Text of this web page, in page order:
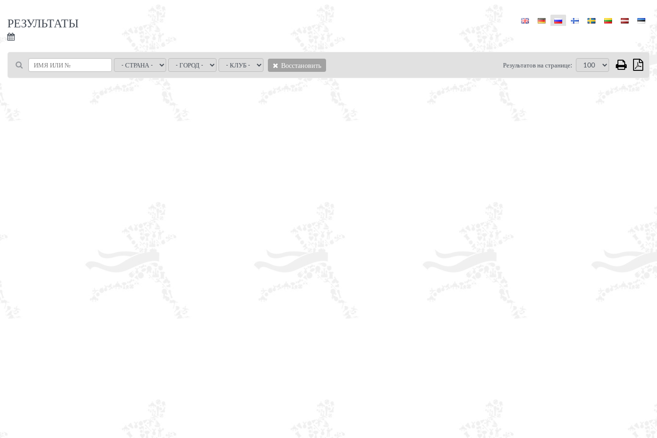
РЕЗУЛЬТАТЫ
Восстановить Результатов на странице: